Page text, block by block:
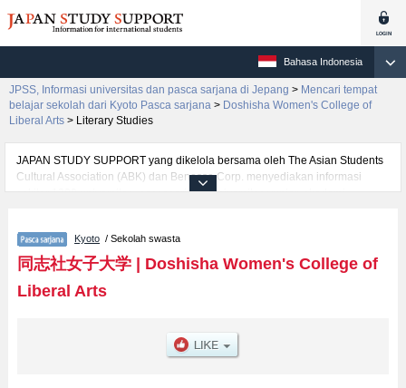
Bahasa Indonesia
JPSS, Informasi universitas dan pasca sarjana di Jepang > Mencari tempat
belajar sekolah dari Kyoto Pasca sarjana > Doshisha Women's College of
Liberal Arts > Literary Studies
JAPAN STUDY SUPPORT yang dikelola bersama oleh The Asian Students
Cultural Association (ABK) dan Benesse Corp. menyediakan informasi
sekitar 1300 universitas, pascasarjana, universitas yunior, akademi
Arts, mencakup informasi per jurusan riset seperti %% research %%, serta
berbagai informasi yang berguna bagi mahasiswa(i) mancanegara seperti
kuota untuk jumlah pendaftar dan jumlah kelulusan ujian masuk
mahasiswa(i) mancanegara, informasi mengenai ujian masuk, prasarana
Kyoto / Sekolah swasta
同志社女子大学| Doshisha Women's College of
Liberal Arts